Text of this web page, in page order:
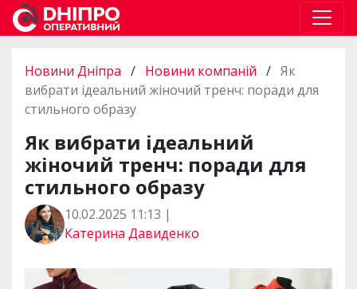
Новини Дніпра / Новини компаній / Як
вибрати ідеальний жіночий тренч: поради для
стильного образу
Як вибрати ідеальний
жіночий тренч: поради для
стильного образу
10.02.2025 11:13 |
Катерина Давиденко